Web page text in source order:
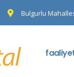
Bulgurlu